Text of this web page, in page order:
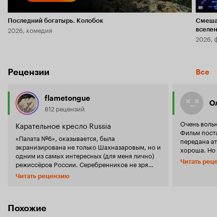
Последний богатырь. Колобок
2026, комедия
2026,
Рецензии Все
flametongue
812 рецензий
Карательное кресло Russia
«Палата №6», оказывается, была
экранизирована не только Шахназаровым, но и
одним из самых интересных (для меня лично)
режиссёров России. Серебренников не зря
провёл несколько лет в подвале, показывая
«другое кино» небезразличным людям. Настал
«Рагин» представляет собой тот
Читать рецензию
Очень
Фильм
передана
хороша. Но
грязная,
мир
Читать
Похожие